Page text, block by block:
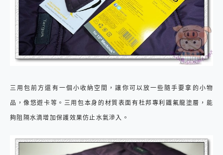
三用包前方還有一個小收納空間，讓你可以放一些隨手要拿的小物
品，像悠遊卡等。三用包本身的材質表面有杜邦專利鐵氟龍塗層，能
夠阻隔水滴增加保護效果仿止水氣滲入。